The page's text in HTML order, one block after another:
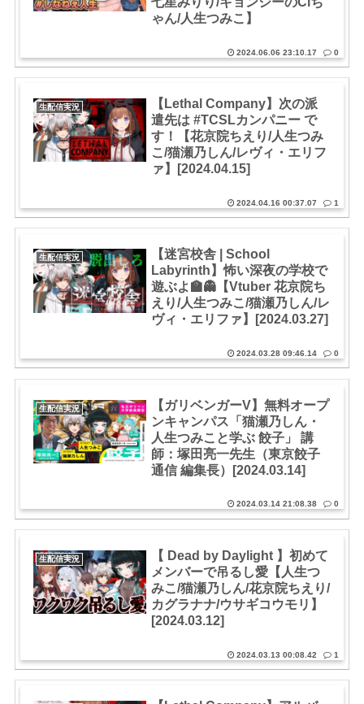
ゃん/人生つみこ】
2024.06.06 23:10.17 0
生配信実況
【Lethal Company】次の派
遣先は #TCSLカンパニー で
す！【花京院ちえり/人生つみ
こ/猫瀬乃しん/レヴィ・エリフ
ァ】[2024.04.15]
2024.04.16 00:37.07 1
生配信実況
【迷宮校舎 | School
Labyrinth】怖い深夜の学校で
遊ぶよ🏫👻【Vtuber 花京院ち
えり/人生つみこ/猫瀬乃しん/レ
ヴィ・エリファ】[2024.03.27]
2024.03.28 09:46.14 0
生配信実況
【ガリベンガーV】無料オープ
ンキャンパス「猫瀬乃しん・
人生つみこと学ぶ 餃子」 講
師：塚田亮一先生（東京餃子
通信 編集長）[2024.03.14]
2024.03.14 21:08.38 0
生配信実況
【 Dead by Daylight 】初めて
メンバーで吊るし愛【人生つ
みこ/猫瀬乃しん/花京院ちえり/
カグラナナ/ウサギコウモリ】
[2024.03.12]
2024.03.13 00:08.42 1